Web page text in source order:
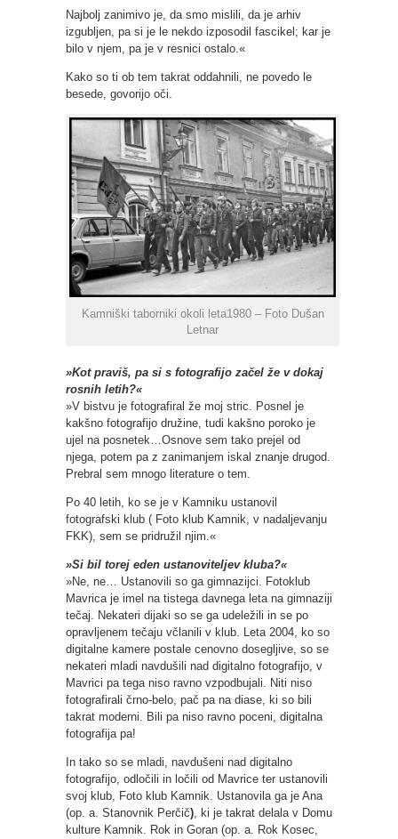
Najbolj zanimivo je, da smo mislili, da je arhiv
izgubljen, pa si je le nekdo izposodil fascikel; kar je
bilo v njem, pa je v resnici ostalo.«
Kako so ti ob tem takrat oddahnili, ne povedo le
besede, govorijo oči.
Kamniški taborniki okoli leta1980 – Foto Dušan
Letnar
»Kot praviš, pa si s fotografijo začel že v dokaj
rosnih letih?«
»V bistvu je fotografiral že moj stric. Posnel je
kakšno fotografijo družine, tudi kakšno poroko je
ujel na posnetek…Osnove sem tako prejel od
njega, potem pa z zanimanjem iskal znanje drugod.
Prebral sem mnogo literature o tem.
Po 40 letih, ko se je v Kamniku ustanovil
fotografski klub ( Foto klub Kamnik, v nadaljevanju
FKK), sem se pridružil njim.«
»Si bil torej eden ustanoviteljev kluba?«
»Ne, ne… Ustanovili so ga gimnazijci. Fotoklub
Mavrica je imel na tistega davnega leta na gimnaziji
tečaj. Nekateri dijaki so se ga udeležili in se po
opravljenem tečaju včlanili v klub. Leta 2004, ko so
digitalne kamere postale cenovno dosegljive, so se
nekateri mladi navdušili nad digitalno fotografijo, v
Mavrici pa tega niso ravno vzpodbujali. Niti niso
fotografirali črno-belo, pač pa na diase, ki so bili
takrat moderni. Bili pa niso ravno poceni, digitalna
fotografija pa!
In tako so se mladi, navdušeni nad digitalno
fotografijo, odločili in ločili od Mavrice ter ustanovili
svoj klub, Foto klub Kamnik. Ustanovila ga je Ana
(op. a. Stanovnik Perčič), ki je takrat delala v Domu
kulture Kamnik. Rok in Goran (op. a. Rok Kosec,